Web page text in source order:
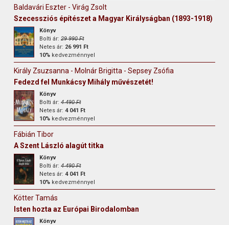
Baldavári Eszter - Virág Zsolt
Szecessziós építészet a Magyar Királyságban (1893-1918)
Könyv
Bolti ár:29 990 Ft
Netes ár: 26 991 Ft
10% kedvezménnyel
Király Zsuzsanna - Molnár Brigitta - Sepsey Zsófia
Fedezd fel Munkácsy Mihály művészetét!
Könyv
Bolti ár:4 490 Ft
Netes ár:4 041 Ft
10% kedvezménnyel
Fábián Tibor
A Szent László alagút titka
Könyv
Bolti ár:4 490 Ft
Netes ár:4 041 Ft
10% kedvezménnyel
Kötter Tamás
Isten hozta az Európai Birodalomban
Könyv